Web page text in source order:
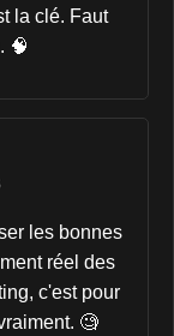
la clé. Faut
🧠
les bonnes
réel des
c'est pour
🧐